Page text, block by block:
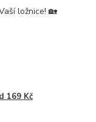
ložnice! 🏡
169 Kč